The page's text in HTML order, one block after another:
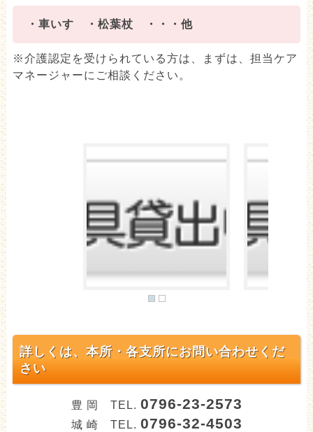
・車いす ・松葉杖 ・・・他
※介護認定を受けられている方は、まずは、担当ケア
マネージャーにご相談ください。
詳しくは、本所・各支所にお問い合わせくだ
さい
豊 岡 TEL. 0796-23-2573
城 崎 TEL. 0796-32-4503